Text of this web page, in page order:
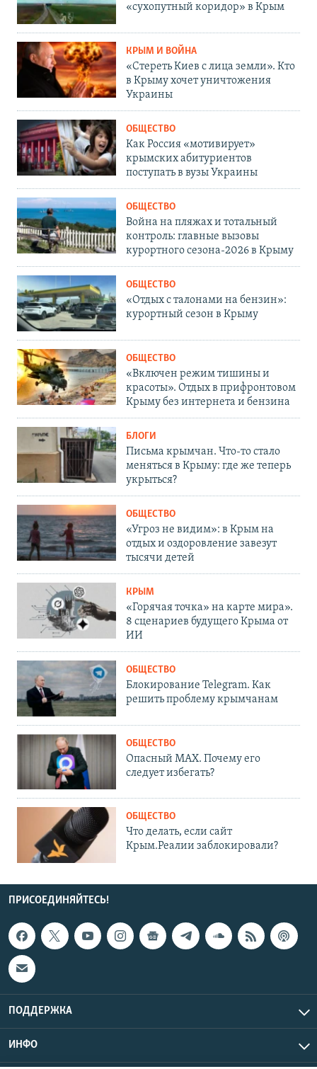
«сухопутный коридор» в Крым
КРЫМ И ВОЙНА
«Стереть Киев с лица земли». Кто
в Крыму хочет уничтожения
Украины
ОБЩЕСТВО
Как Россия «мотивирует»
крымских абитуриентов
поступать в вузы Украины
ОБЩЕСТВО
Война на пляжах и тотальный
контроль: главные вызовы
курортного сезона-2026 в Крыму
ОБЩЕСТВО
«Отдых с талонами на бензин»:
курортный сезон в Крыму
ОБЩЕСТВО
«Включен режим тишины и
красоты». Отдых в прифронтовом
Крыму без интернета и бензина
БЛОГИ
Письма крымчан. Что-то стало
меняться в Крыму: где же теперь
укрыться?
ОБЩЕСТВО
«Угроз не видим»: в Крым на
отдых и оздоровление завезут
тысячи детей
КРЫМ
«Горячая точка» на карте мира».
8 сценариев будущего Крыма от
ИИ
ОБЩЕСТВО
Блокирование Telegram. Как
решить проблему крымчанам
ОБЩЕСТВО
Опасный MAX. Почему его
следует избегать?
ОБЩЕСТВО
Что делать, если сайт
Крым.Реалии заблокировали?
ПРИСОЕДИНЯЙТЕСЬ!
ПОДДЕРЖКА
ИНФО